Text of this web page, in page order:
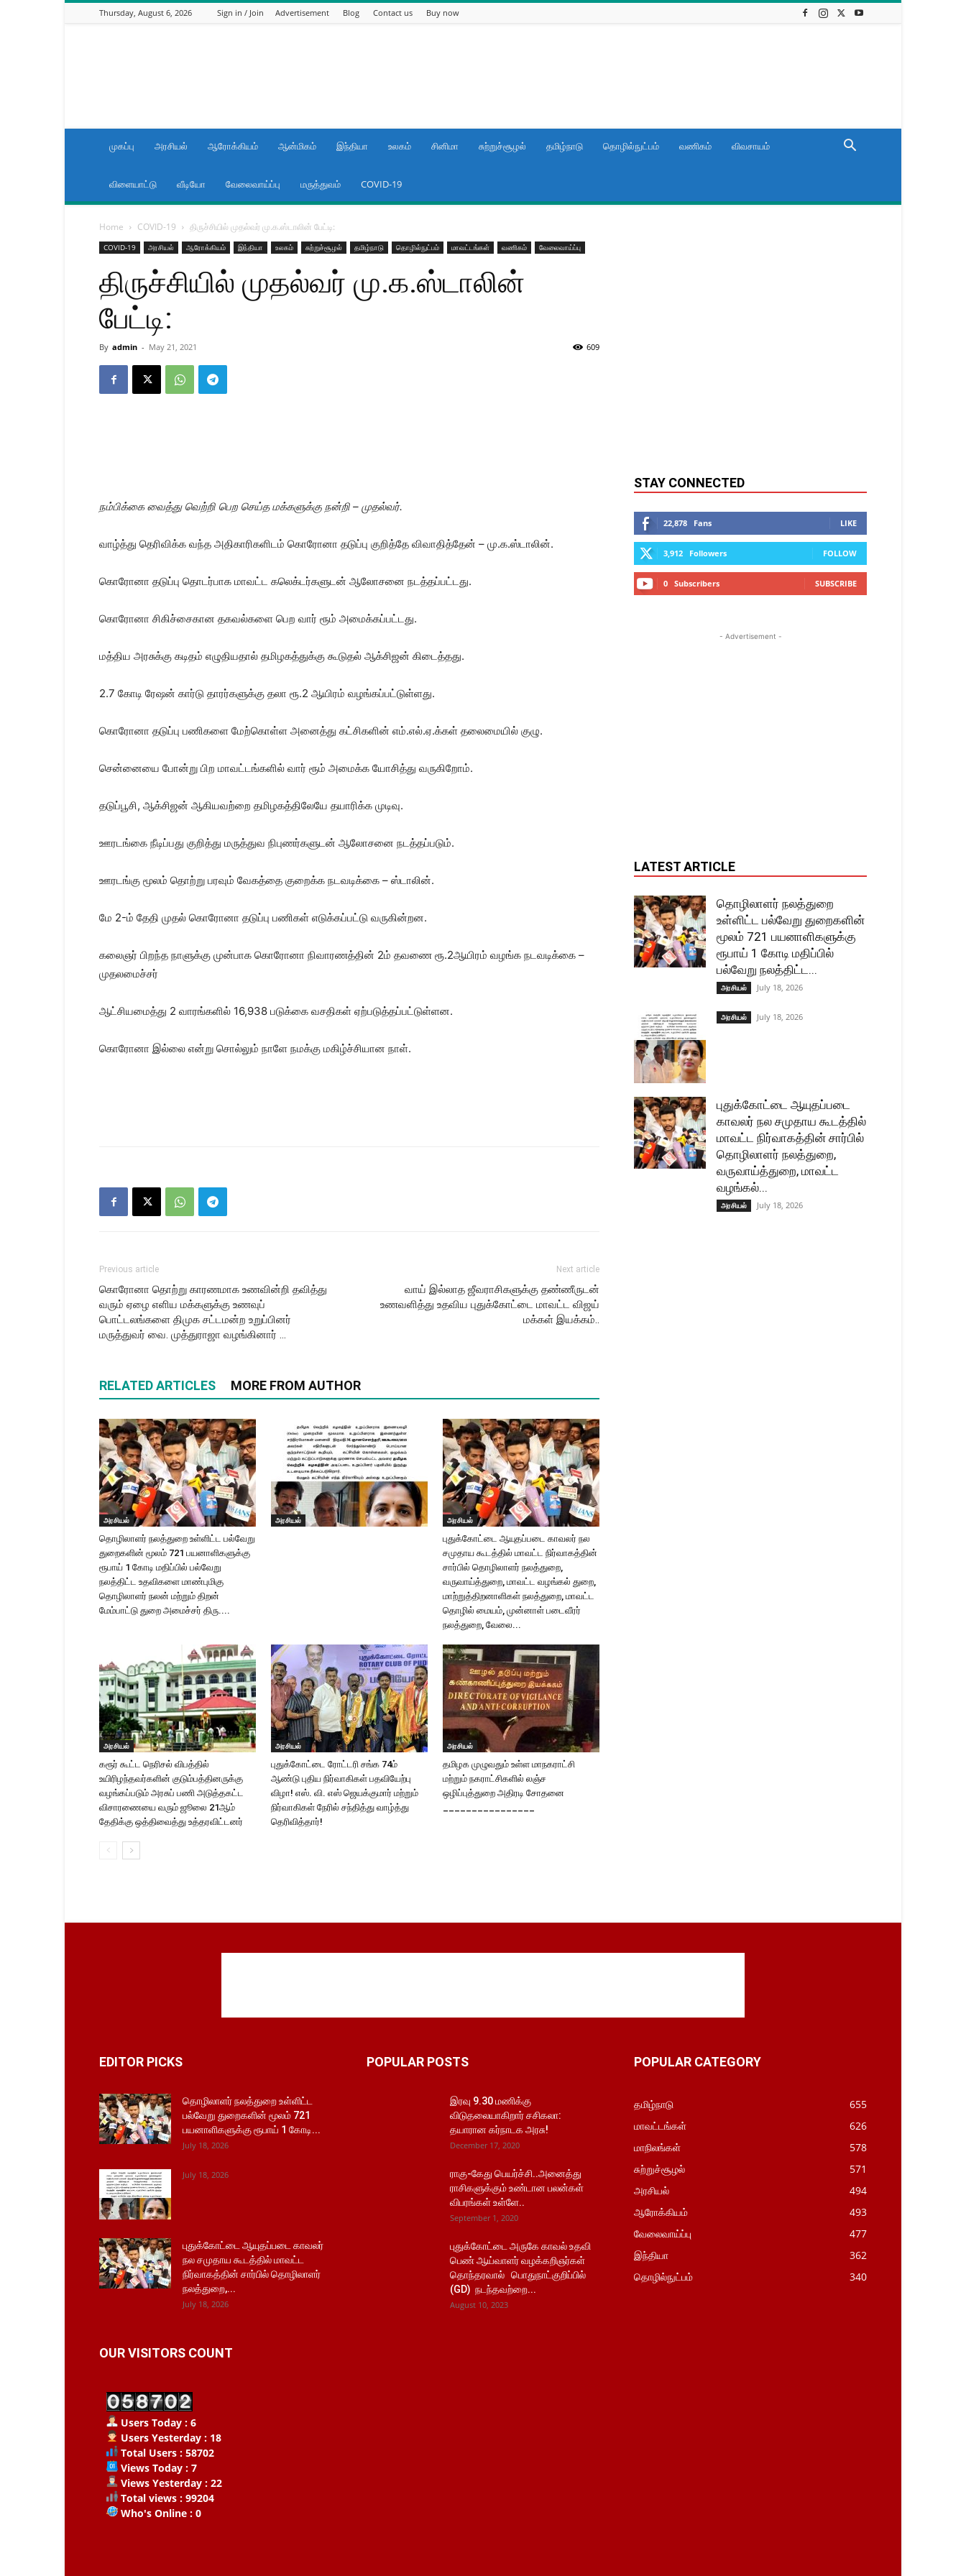
Thursday, August 6, 2026 Sign in / Join Advertisement Blog Contact us Buy now
முகப்பு அரசியல் ஆரோக்கியம் ஆன்மிகம் இந்தியா உலகம் சினிமா சுற்றுச்சூழல் தமிழ்நாடு தொழில்நுட்பம் வணிகம் விவசாயம்
விளையாட்டு வீடியோ வேலைவாய்ப்பு மருத்துவம் COVID-19
Home COVID-19 திருச்சியில் முதல்வர் மு.க.ஸ்டாலின் பேட்டி:
COVID-19 அரசியல் ஆரோக்கியம் இந்தியா உலகம் சுற்றுச்சூழல் தமிழ்நாடு தொழில்நுட்பம் மாவட்டங்கள் வணிகம் வேலைவாய்ப்பு
திருச்சியில் முதல்வர் மு.க.ஸ்டாலின்
பேட்டி:
By admin - May 21, 2021 609
நம்பிக்கை வைத்து வெற்றி பெற செய்த மக்களுக்கு நன்றி – முதல்வர்.
வாழ்த்து தெரிவிக்க வந்த அதிகாரிகளிடம் கொரோனா தடுப்பு குறித்தே விவாதித்தேன் – மு.க.ஸ்டாலின்.
கொரோனா தடுப்பு தொடர்பாக மாவட்ட கலெக்டர்களுடன் ஆலோசனை நடத்தப்பட்டது.
கொரோனா சிகிச்சைகான தகவல்களை பெற வார் ரூம் அமைக்கப்பட்டது.
மத்திய அரசுக்கு கடிதம் எழுதியதால் தமிழகத்துக்கு கூடுதல் ஆக்சிஜன் கிடைத்தது.
2.7 கோடி ரேஷன் கார்டு தாரர்களுக்கு தலா ரூ.2 ஆயிரம் வழங்கப்பட்டுள்ளது.
கொரோனா தடுப்பு பணிகளை மேற்கொள்ள அனைத்து கட்சிகளின் எம்.எல்.ஏ.க்கள் தலைமையில் குழு.
சென்னையை போன்று பிற மாவட்டங்களில் வார் ரூம் அமைக்க யோசித்து வருகிறோம்.
தடுப்பூசி, ஆக்சிஜன் ஆகியவற்றை தமிழகத்திலேயே தயாரிக்க முடிவு.
ஊரடங்கை நீடிப்பது குறித்து மருத்துவ நிபுணர்களுடன் ஆலோசனை நடத்தப்படும்.
ஊரடங்கு மூலம் தொற்று பரவும் வேகத்தை குறைக்க நடவடிக்கை – ஸ்டாலின்.
மே 2-ம் தேதி முதல் கொரோனா தடுப்பு பணிகள் எடுக்கப்பட்டு வருகின்றன.
கலைஞர் பிறந்த நாளுக்கு முன்பாக கொரோனா நிவாரணத்தின் 2ம் தவணை ரூ.2ஆயிரம் வழங்க நடவடிக்கை –
முதலமைச்சர்
ஆட்சியமைத்து 2 வாரங்களில் 16,938 படுக்கை வசதிகள் ஏற்படுத்தப்பட்டுள்ளன.
கொரோனா இல்லை என்று சொல்லும் நாளே நமக்கு மகிழ்ச்சியான நாள்.
Previous article
கொரோனா தொற்று காரணமாக உணவின்றி தவித்து
வரும் ஏழை எளிய மக்களுக்கு உணவுப்
பொட்டலங்களை திமுக சட்டமன்ற உறுப்பினர்
மருத்துவர் வை. முத்துராஜா வழங்கினார் …
Next article
வாய் இல்லாத ஜீவராசிகளுக்கு தண்ணீருடன்
உணவளித்து உதவிய புதுக்கோட்டை மாவட்ட விஜய்
மக்கள் இயக்கம்..
RELATED ARTICLES MORE FROM AUTHOR
அரசியல்
தொழிலாளர் நலத்துறை உள்ளிட்ட பல்வேறு
துறைகளின் மூலம் 721 பயனாளிகளுக்கு
ரூபாய் 1 கோடி மதிப்பில் பல்வேறு
நலத்திட்ட உதவிகளை மாண்புமிகு
தொழிலாளர் நலன் மற்றும் திறன்
மேம்பாட்டு துறை அமைச்சர் திரு....
அரசியல் அரசியல்
புதுக்கோட்டை ஆயுதப்படை காவலர் நல
சமுதாய கூடத்தில் மாவட்ட நிர்வாகத்தின்
சார்பில் தொழிலாளர் நலத்துறை,
வருவாய்த்துறை, மாவட்ட வழங்கல் துறை,
மாற்றுத்திறனாளிகள் நலத்துறை, மாவட்ட
தொழில் மையம், முன்னாள் படைவீரர்
நலத்துறை, வேலை...
அரசியல்
கரூர் கூட்ட நெரிசல் விபத்தில்
உயிரிழந்தவர்களின் குடும்பத்தினருக்கு
வழங்கப்படும் அரசுப் பணி அடுத்தகட்ட
விசாரணையை வரும் ஜூலை 21ஆம்
தேதிக்கு ஒத்திவைத்து உத்தரவிட்டனர்
அரசியல்
புதுக்கோட்டை ரோட்டரி சங்க 74ம்
ஆண்டு புதிய நிர்வாகிகள் பதவியேற்பு
விழா! எஸ். வி. எஸ் ஜெயக்குமார் மற்றும்
நிர்வாகிகள் நேரில் சந்தித்து வாழ்த்து
தெரிவித்தார்!
அரசியல்
தமிழக முழுவதும் உள்ள மாநகராட்சி
மற்றும் நகராட்சிகளில் லஞ்ச
ஒழிப்புத்துறை அதிரடி சோதனை
STAY CONNECTED
22,878 Fans LIKE
3,912 Followers FOLLOW
0 Subscribers SUBSCRIBE
- Advertisement -
LATEST ARTICLE
தொழிலாளர் நலத்துறை
உள்ளிட்ட பல்வேறு துறைகளின்
மூலம் 721 பயனாளிகளுக்கு
ரூபாய் 1 கோடி மதிப்பில்
பல்வேறு நலத்திட்ட...
அரசியல் July 18, 2026
அரசியல் July 18, 2026
புதுக்கோட்டை ஆயுதப்படை
காவலர் நல சமுதாய கூடத்தில்
மாவட்ட நிர்வாகத்தின் சார்பில்
தொழிலாளர் நலத்துறை,
வருவாய்த்துறை, மாவட்ட
வழங்கல்...
அரசியல் July 18, 2026
EDITOR PICKS
தொழிலாளர் நலத்துறை உள்ளிட்ட
பல்வேறு துறைகளின் மூலம் 721
பயனாளிகளுக்கு ரூபாய் 1 கோடி...
July 18, 2026
July 18, 2026
புதுக்கோட்டை ஆயுதப்படை காவலர்
நல சமுதாய கூடத்தில் மாவட்ட
நிர்வாகத்தின் சார்பில் தொழிலாளர்
நலத்துறை,...
July 18, 2026
OUR VISITORS COUNT
Users Today : 6
Users Yesterday : 18
Total Users : 58702
Views Today : 7
Views Yesterday : 22
Total views : 99204
Who's Online : 0
POPULAR POSTS
இரவு 9.30 மணிக்கு
விடுதலையாகிறார் சசிகலா:
தயாரான கர்நாடக அரசு!
December 17, 2020
ராகு-கேது பெயர்ச்சி..அனைத்து
ராசிகளுக்கும் உண்டான பலன்கள்
விபரங்கள் உள்ளே..
September 1, 2020
புதுக்கோட்டை அருகே காவல் உதவி
பெண் ஆய்வாளர் வழக்கறிஞர்கள்
தொந்தரவால் பொதுநாட்குறிப்பில்
(GD) நடந்தவற்றை...
August 10, 2023
POPULAR CATEGORY
தமிழ்நாடு
655
மாவட்டங்கள்
626
மாநிலங்கள்
578
சுற்றுச்சூழல்
571
அரசியல்
494
ஆரோக்கியம்
493
வேலைவாய்ப்பு
477
இந்தியா
362
தொழில்நுட்பம்
340